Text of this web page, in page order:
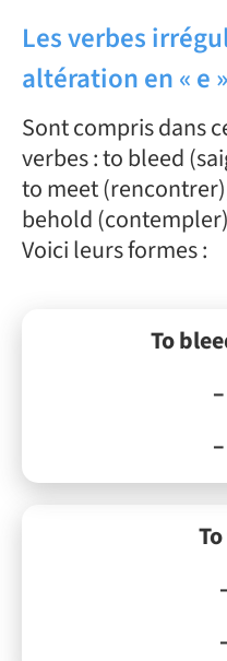
Les verbes
altération en « e »
Sont compris dans
verbes : to bleed
to meet
behold
Voici leurs formes :
To